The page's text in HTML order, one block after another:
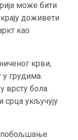
може бити
доживети
као
крви,
грудима.
врсту бола.
укључују
побољшање